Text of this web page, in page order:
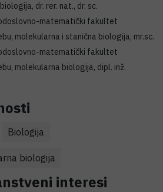
dr. rer. nat., dr. sc.
matematički fakultet
molekularna i stanična biologija, mr.sc.
matematički fakultet
molekularna biologija, dipl. inž.
Biologija
biologija
interesi